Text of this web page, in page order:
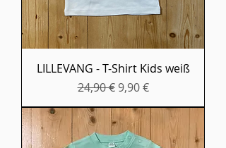
LILLEVANG - T-Shirt Kids weiß
Standardpreis
24,90 € Sale-Preis
9,90 €